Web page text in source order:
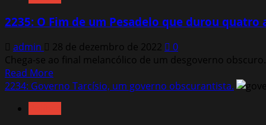
III
A
Frente
Ampla
2235: O Fim de um Pesadelo que durou quatro
admin 28 de dezembro de 2022
0
Chega-se ao final melancólico de um desgoverno
Read MoreRead
more
2234: Governo Tarcísio, um governo obscurantista.